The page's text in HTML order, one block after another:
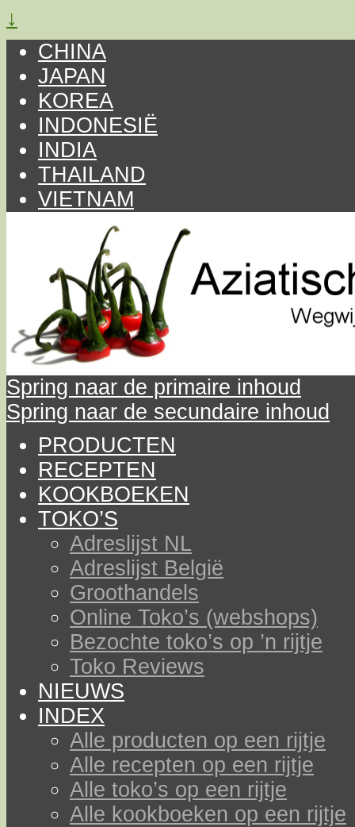
↓
CHINA
JAPAN
KOREA
INDONESIË
INDIA
THAILAND
VIETNAM
Spring naar de primaire inhoud
Spring naar de secundaire inhoud
PRODUCTEN
RECEPTEN
KOOKBOEKEN
TOKO’S
Adreslijst NL
Adreslijst België
Groothandels
Online Toko’s (webshops)
Bezochte toko’s op ’n rijtje
Toko Reviews
NIEUWS
INDEX
Alle producten op een rijtje
Alle recepten op een rijtje
Alle toko’s op een rijtje
Alle kookboeken op een rijtje